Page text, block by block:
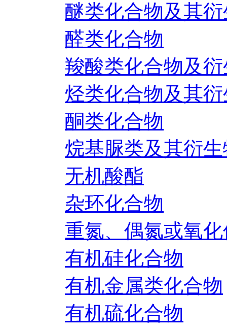
醚类化合物及其
醛类化合物
羧酸类化合物及
烃类化合物及其
酮类化合物
烷基脲类及其衍
无机酸酯
杂环化合物
重氮、偶氮或氧
有机硅化合物
有机金属类化合物
有机硫化合物